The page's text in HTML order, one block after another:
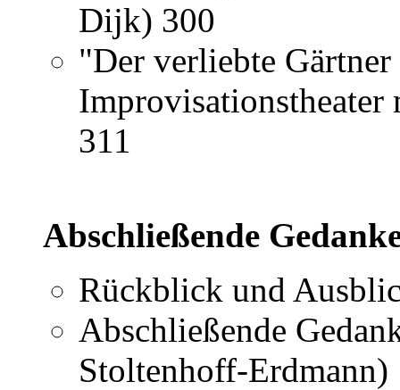
Dijk) 300
"Der verliebte
311
Abschließende
Rückblick und
Abschließende
Stoltenhoff-